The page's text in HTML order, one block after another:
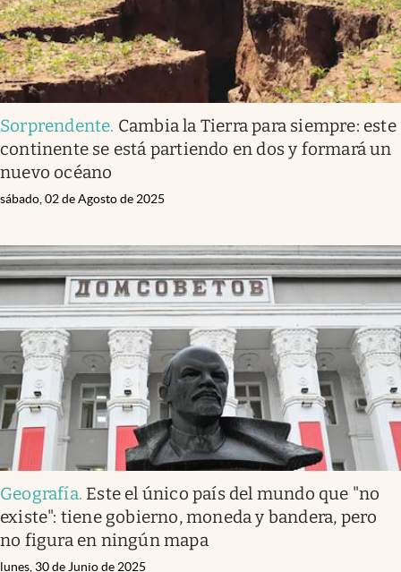
Sorprendente. Cambia la Tierra para siempre: este
continente se está partiendo en dos y formará un
nuevo océano
sábado, 02 de Agosto de 2025
Geografía. Este el único país del mundo que "no
existe": tiene gobierno, moneda y bandera, pero
no figura en ningún mapa
lunes, 30 de Junio de 2025